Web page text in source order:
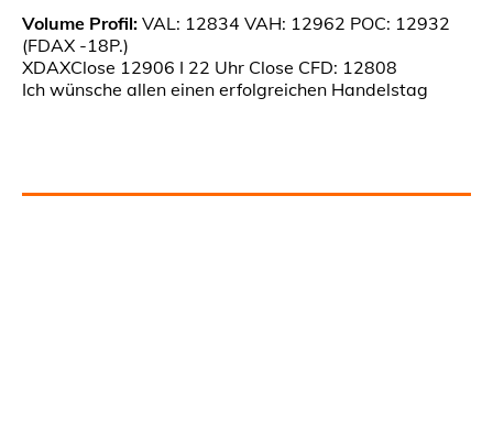
Volume Profil: VAL: 12834 VAH: 12962 POC: 12932
(FDAX -18P.)
XDAXClose 12906 I 22 Uhr Close CFD: 12808
Ich wünsche allen einen erfolgreichen Handelstag